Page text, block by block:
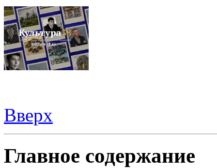
Вверх
Главное содержание